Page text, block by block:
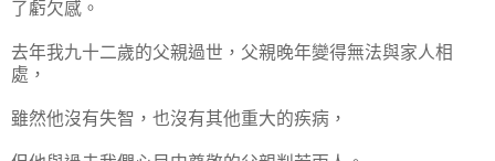
了虧欠感。
去年我九十二歲的父親過世，父親晚年變得無法與家人相
處，
雖然他沒有失智，也沒有其他重大的疾病，